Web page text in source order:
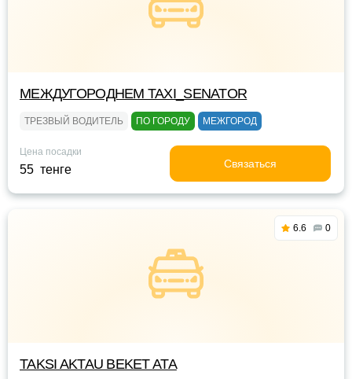
МЕЖДУГОРОДНЕМ TAXI_SENATOR
ТРЕЗВЫЙ ВОДИТЕЛЬ ПО ГОРОДУ МЕЖГОРОД
Цена посадки
55 тенге Связаться
6.6 0
TAKSI AKTAU BEKET ATA